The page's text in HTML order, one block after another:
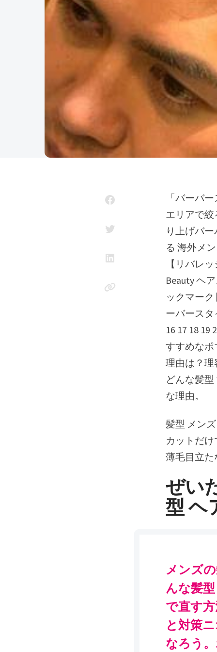
「バーバースタイル」 のヘアスタイル 3767件 オススメ順 人気順 新着順
エリアで
り上げバ
る 海外メ
【リバレ
Beauty ヘ
ックマー
ーバースタ
16 17 18 19
すすめなポ
理由は？理
どんな髪
な理由。
髪型 メン
カットだ
薄毛目立
ぜい
型 ヘ
メンズ
んな髪
で直す
と対策
なろう